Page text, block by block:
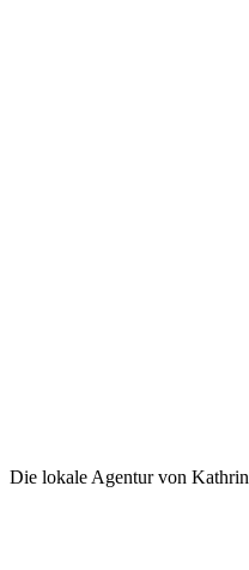
Die lokale Agentur von Kathrin